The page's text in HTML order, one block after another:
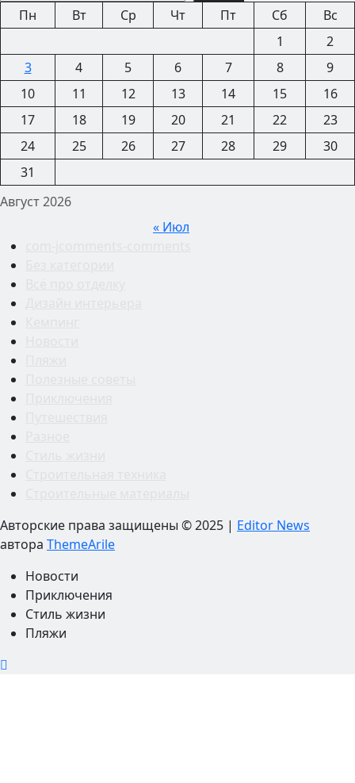
Август 2026
Пн Вт Ср Чт Пт Сб
Вс
1
2
3
4 5 6 7 8
9
10
11 12 13 14 15
16
17
18 19 20 21 22
23
24
25 26 27 28 29
30
31
« Июл
Авторские права защищены © 2025 | Editor News
автора ThemeArile
Новости
Приключения
Стиль жизни
Пляжи